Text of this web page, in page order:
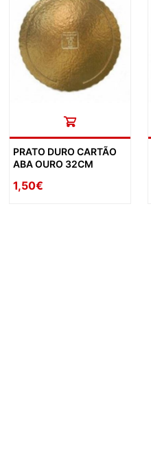
PRATO DURO CARTÃO
ABA OURO 32CM
1,50€